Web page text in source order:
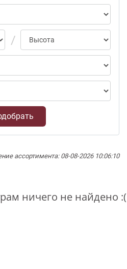
ассортимента: 08-08-2026 10:06:10
ничего не найдено :(